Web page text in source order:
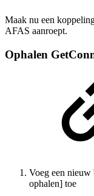
Maak nu een
AFAS aanroept.
Ophalen
Voeg een
ophalen] toe